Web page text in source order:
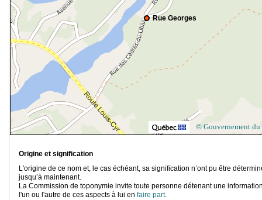
Rue Georges
© Gouvernement du
Origine et signification
L'origine de ce nom et, le cas échéant, sa signification n’ont pu être
jusqu’à maintenant.
La Commission de toponymie invite toute personne détenant une
l'un ou l'autre de ces aspects à lui en faire part.